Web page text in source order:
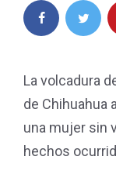
La volcadura
de Chihuahua
una mujer sin
hechos